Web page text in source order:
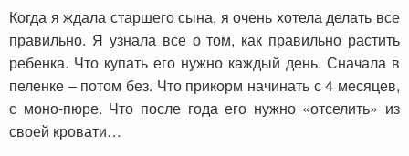
Когда я ждала старшего сына, я очень хотела делать все
правильно. Я узнала все о том, как правильно растить
ребенка. Что купать его нужно каждый день. Сначала в
пеленке – потом без. Что прикорм начинать с 4 месяцев,
с моно-пюре. Что после года его нужно «отселить» из
своей кровати…